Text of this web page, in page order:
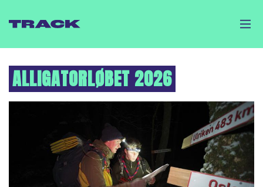
hovedindhold
ALLIGATORLØBET 2026